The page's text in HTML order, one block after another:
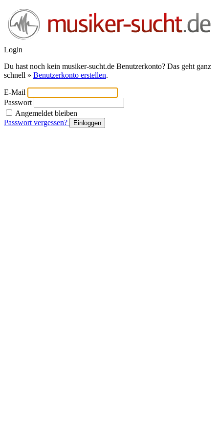
Login
Du hast noch kein musiker-sucht.de Benutzerkonto? Das geht ganz
schnell » Benutzerkonto erstellen.
E-Mail
Passwort
Angemeldet bleiben
Passwort vergessen?
Einloggen